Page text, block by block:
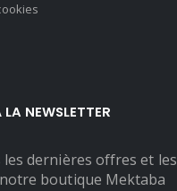
NEWSLETTER
dernières offres et les
boutique Mektaba